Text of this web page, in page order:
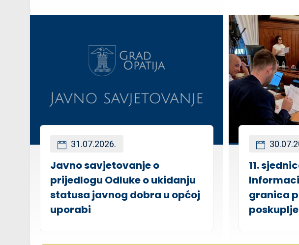
31.07.2026.
Javno savjetovanje o
prijedlogu Odluke o ukidanju
statusa javnog dobra u općoj
uporabi
11.
granica